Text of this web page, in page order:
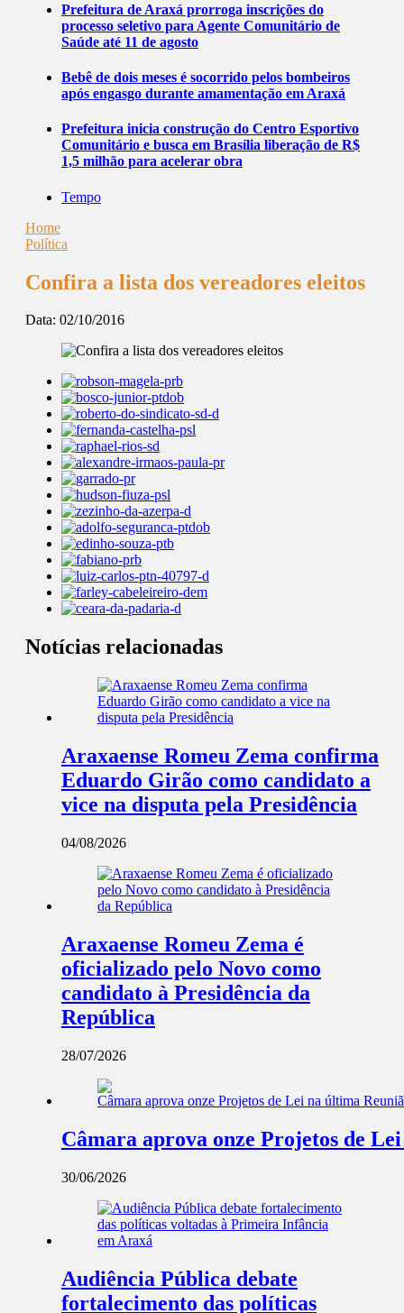
Prefeitura de Araxá prorroga inscrições do
processo seletivo para Agente Comunitário de
Saúde até 11 de agosto
Bebê de dois meses é socorrido pelos bombeiros
após engasgo durante amamentação em Araxá
Prefeitura inicia construção do Centro Esportivo
Comunitário e busca em Brasília liberação de R$
1,5 milhão para acelerar obra
Tempo
Home
Política
Confira a lista dos vereadores eleitos
Data: 02/10/2016
Notícias relacionadas
Araxaense Romeu Zema confirma
Eduardo Girão como candidato a
vice na disputa pela Presidência
04/08/2026
Araxaense Romeu Zema é
oficializado pelo Novo como
candidato à Presidência da
República
28/07/2026
Câmara aprova onze Projetos de
30/06/2026
Audiência Pública debate
fortalecimento das políticas